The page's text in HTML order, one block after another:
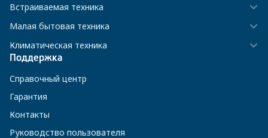
Встраиваемая техника
Малая бытовая техника
Климатическая техника
Поддержка
Справочный центр
Гарантия
Контакты
Руководство пользователя